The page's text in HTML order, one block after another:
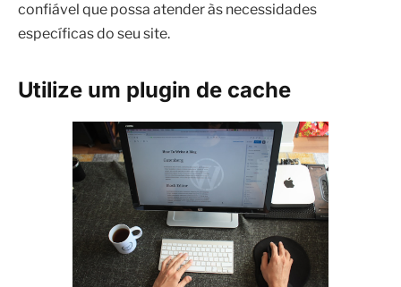
confiável que possa atender às necessidades
específicas do seu site.
Utilize um plugin de cache